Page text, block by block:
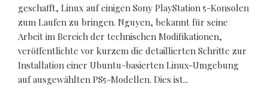
geschafft, Linux auf einigen Sony PlayStation 5-Konsolen
zum Laufen zu bringen. Nguyen, bekannt für seine
Arbeit im Bereich der technischen Modifikationen,
veröffentlichte vor kurzem die detaillierten Schritte zur
Installation einer Ubuntu-basierten Linux-Umgebung
auf ausgewählten PS5-Modellen. Dies ist...